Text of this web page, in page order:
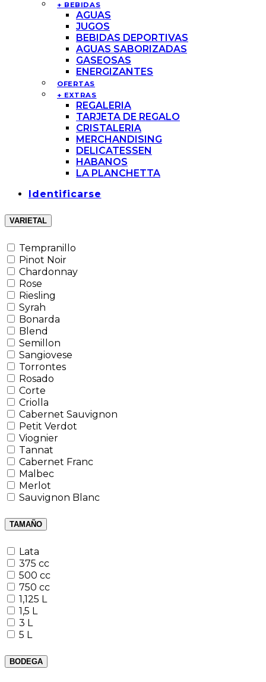
+ BEBIDAS
AGUAS
JUGOS
BEBIDAS DEPORTIVAS
AGUAS SABORIZADAS
GASEOSAS
ENERGIZANTES
OFERTAS
+ EXTRAS
REGALERIA
TARJETA DE REGALO
CRISTALERIA
MERCHANDISING
DELICATESSEN
HABANOS
LA PLANCHETTA
Identificarse
VARIETAL
Tempranillo
Pinot Noir
Chardonnay
Rose
Riesling
Syrah
Bonarda
Blend
Semillon
Sangiovese
Torrontes
Rosado
Corte
Criolla
Cabernet Sauvignon
Petit Verdot
Viognier
Tannat
Cabernet Franc
Malbec
Merlot
Sauvignon Blanc
TAMAÑO
Lata
375 cc
500 cc
750 cc
1,125 L
1,5 L
3 L
5 L
BODEGA